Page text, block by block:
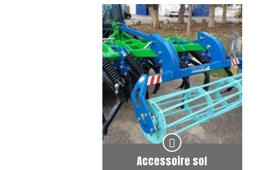
Accessoire sol